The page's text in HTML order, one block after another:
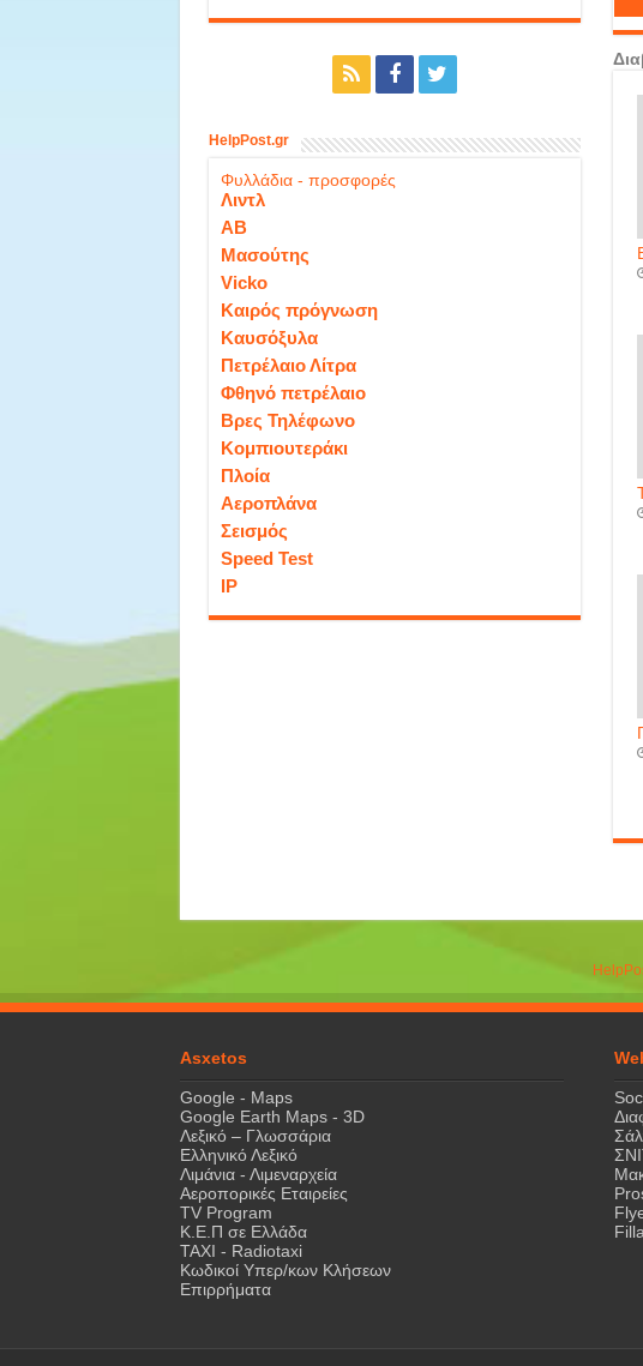
HelpPost.gr
Φυλλάδια - προσφορές
Λιντλ
ΑΒ
Μασούτης
Vicko
Καιρός πρόγνωση
Καυσόξυλα
Πετρέλαιο Λίτρα
Φθηνό πετρέλαιο
Βρες Τηλέφωνο
Κομπιουτεράκι
Πλοία
Αεροπλάνα
Σεισμός
Speed Test
IP
Asxetos
Google - Maps
Google Earth Maps - 3D
Λεξικό – Γλωσσάρια
Ελληνικό Λεξικό
Λιμάνια - Λιμεναρχεία
Αεροπορικές Εταιρείες
TV Program
Κ.Ε.Π σε Ελλάδα
ΤΑΧΙ - Radiotaxi
Κωδικοί Υπερ/κων Κλήσεων
Επιρρήματα